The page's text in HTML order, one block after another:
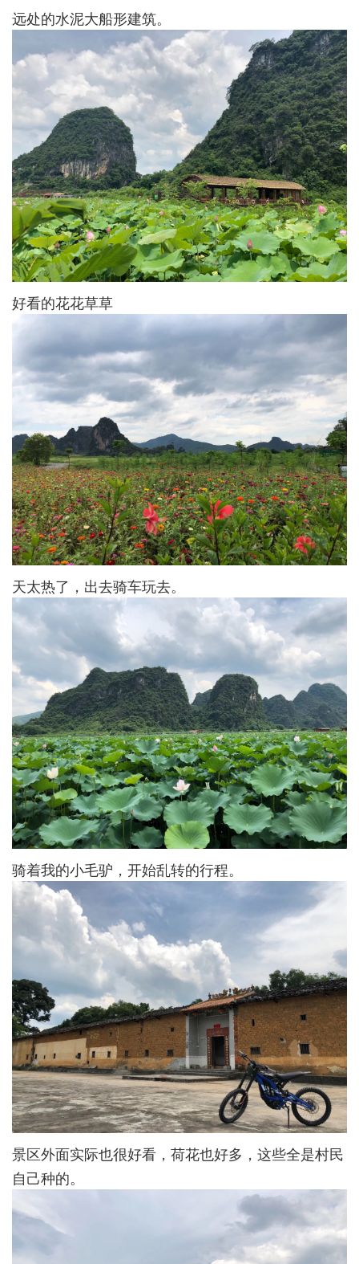
远处的水泥大船形建筑。
好看的花花草草
天太热了，出去骑车玩去。
骑着我的小毛驴，开始乱转的行程。
景区外面实际也很好看，荷花也好多，这些全是村民
自己种的。